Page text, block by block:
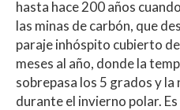
hasta hace 200 años
las minas de carbón, que
paraje inhóspito cubierto
meses al año, donde la
sobrepasa los 5 grados y la
durante el invierno polar.